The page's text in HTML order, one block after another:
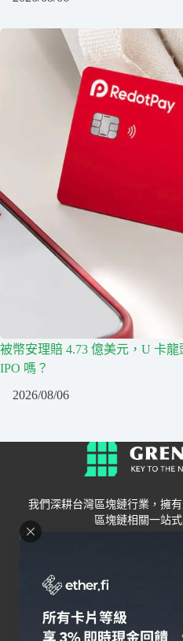
被幣安理賠 4.73 億美元，U 卡龍
IPO 嗎？
2026/08/06
我們深耕台灣區塊鏈行業，擁
區塊鏈相關一站式
Grenade
關於我們
聯絡我們
錢包